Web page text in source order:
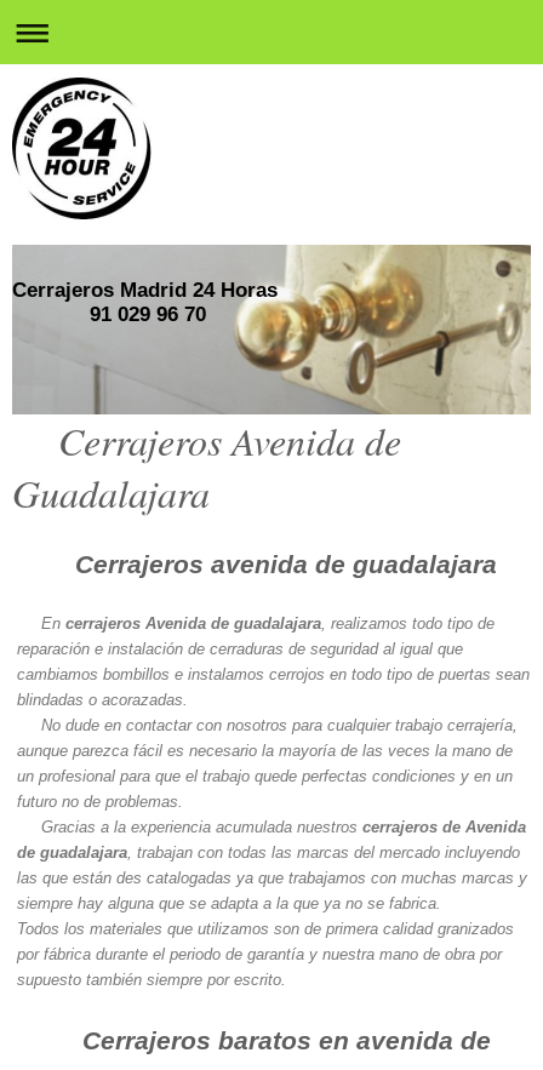
Cerrajeros Madrid 24 Horas
91 029 96 70
Cerrajeros Avenida de
Guadalajara
Cerrajeros avenida de guadalajara
En cerrajeros Avenida de guadalajara , realizamos todo tipo de
reparación e instalación de cerraduras de seguridad al igual que
cambiamos bombillos e instalamos cerrojos en todo tipo de puertas sean
blindadas o acorazadas.
No dude en contactar con nosotros para cualquier trabajo cerrajería,
aunque parezca fácil es necesario la mayoría de las veces la mano de
un profesional para que el trabajo quede perfectas condiciones y en un
futuro no de problemas.
Gracias a la experiencia acumulada nuestros cerrajeros de Avenida
de guadalajara , trabajan con todas las marcas del mercado incluyendo
las que están des catalogadas ya que trabajamos con muchas marcas y
siempre hay alguna que se adapta a la que ya no se fabrica.
Todos los materiales que utilizamos son de primera calidad granizados
por fábrica durante el periodo de garantía y nuestra mano de obra por
supuesto también siempre por escrito.
Cerrajeros baratos en avenida de